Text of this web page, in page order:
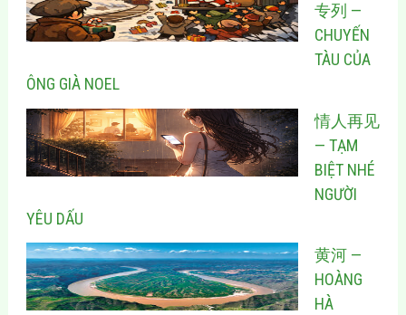
专列 —
CHUYẾN
TÀU CỦA
ÔNG GIÀ NOEL
情人再见
— TẠM
BIỆT NHÉ
NGƯỜI
YÊU DẤU
黄河 —
HOÀNG
HÀ